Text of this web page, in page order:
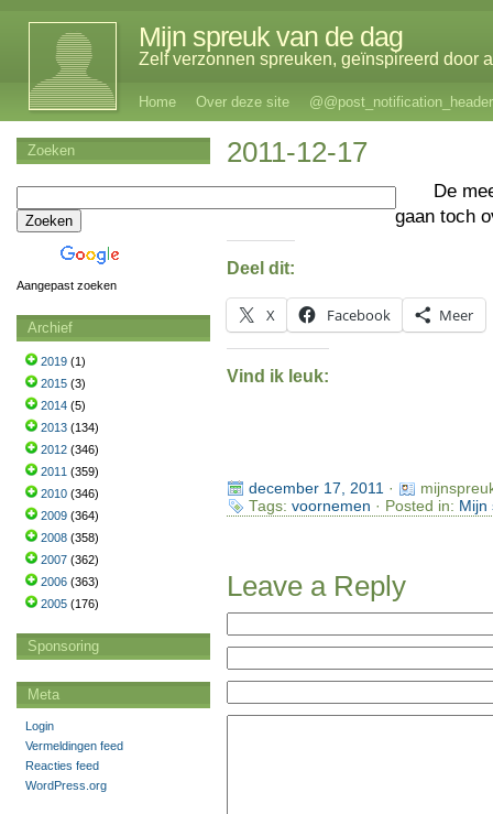
Mijn spreuk van de dag
Zelf verzonnen spreuken, geïnspireerd door
Home Over deze site @@post_notification_header
2011-12-17
De
gaan toch
Deel dit:
X Facebook Meer
Vind ik leuk:
december 17, 2011 ·
Tags: voornemen · Posted in: Mijn
Leave a Reply
Zoeken
Aangepast zoeken
Archief
2019 (1)
2015 (3)
2014 (5)
2013 (134)
2012 (346)
2011 (359)
2010 (346)
2009 (364)
2008 (358)
2007 (362)
2006 (363)
2005 (176)
Sponsoring
Meta
Login
Vermeldingen feed
Reacties feed
WordPress.org